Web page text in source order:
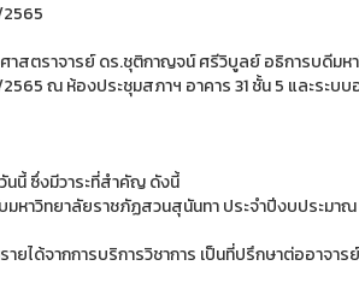
สตราจารย์ ดร.ชุติกาญจน์ ศรีวิบูลย์ อธิการบดีมห
ณ ห้องประชุมสภาฯ อาคาร 31 ชั้น 5 และระบ
นนี้ ซึ่งมีวาระที่สำคัญ ดังนี้
มหาวิทยาลัยราชภัฏสวนสุนันทา ประจำปีงบประมา
ยได้จากการบริการวิชาการ เป็นที่ปรึกษาต่ออาจ